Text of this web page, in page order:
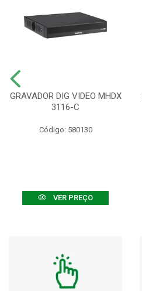
GRAVADOR DIG VIDEO MHDX
3116-C
Código: 580130
VER PREÇO